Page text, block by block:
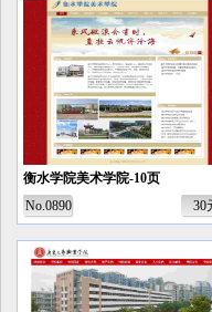
衡水学院美术学院-10页
No.0890
30